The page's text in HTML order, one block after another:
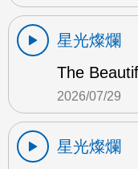
星光燦爛
The
2026/07/29
星光燦爛